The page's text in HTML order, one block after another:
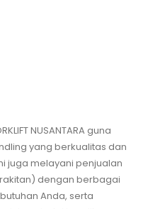
NUSANTARA guna
yang berkualitas dan
juga melayani penjualan
dengan berbagai
Anda, serta